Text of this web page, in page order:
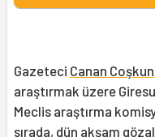
Gazeteci Canan Coşkun
araştırmak üzere
Meclis araştırma
sırada, dün akşam